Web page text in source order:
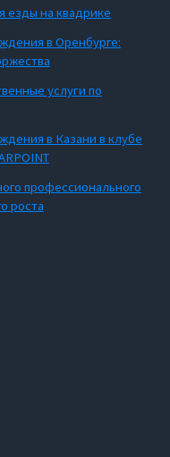
езды на квадрике
в Оренбурге:
услуги по
в Казани в клубе
профессионального
роста